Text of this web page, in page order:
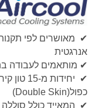
✔
מאושרים לפי
אנרגטית
✔ מותאמים לעבודה
✔
יחידות
כפול(Double Skin)
✔